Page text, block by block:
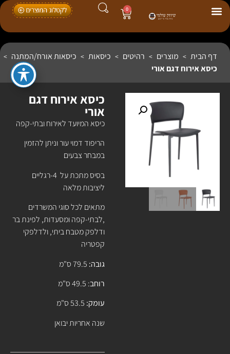
0
דף הבית > מוצרים > רהיטים > כיסאות > כיסאות אורח/המתנה >
כיסא אירוח דגם אורי
כיסא אירוח דגם
אורי
כיסא המיועד לאירוח ובתי-קפה
הריפוד דמוי עור וניתן להזמין
במבחר צבעים
בסיס מתכת על 4-רגליים
ליציבות מלאה
מתאים לכל סוגי המשרדים
,לבתי-קפה ומסעדות, לפינת בר
ודלפק מטבח ביתי, ולדלפקי
קפטריה
גובה:
רוחב: 49.5 ס"מ
עומק:
שנה אחריות יבואן